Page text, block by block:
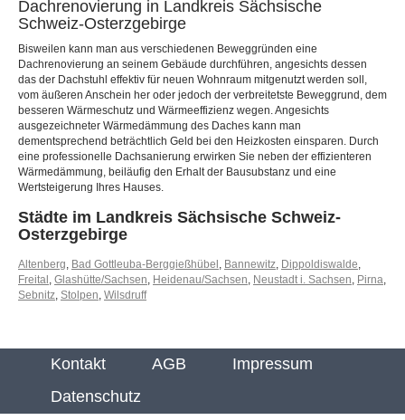
Dachrenovierung in Landkreis Sächsische
Schweiz-Osterzgebirge
Bisweilen kann man aus verschiedenen Beweggründen eine
Dachrenovierung an seinem Gebäude durchführen, angesichts dessen
das der Dachstuhl effektiv für neuen Wohnraum mitgenutzt werden soll,
vom äußeren Anschein her oder jedoch der verbreitetste Beweggrund, dem
besseren Wärmeschutz und Wärmeeffizienz wegen. Angesichts
ausgezeichneter Wärmedämmung des Daches kann man
dementsprechend beträchtlich Geld bei den Heizkosten einsparen. Durch
eine professionelle Dachsanierung erwirken Sie neben der effizienteren
Wärmedämmung, beiläufig den Erhalt der Bausubstanz und eine
Wertsteigerung Ihres Hauses.
Städte im Landkreis Sächsische Schweiz-
Osterzgebirge
Altenberg, Bad Gottleuba-Berggießhübel , Bannewitz, Dippoldiswalde,
Freital , Glashütte/Sachsen, Heidenau/Sachsen, Neustadt i. Sachsen, Pirna,
Sebnitz, Stolpen, Wilsdruff
Kontakt AGB
Impressum
Datenschutz